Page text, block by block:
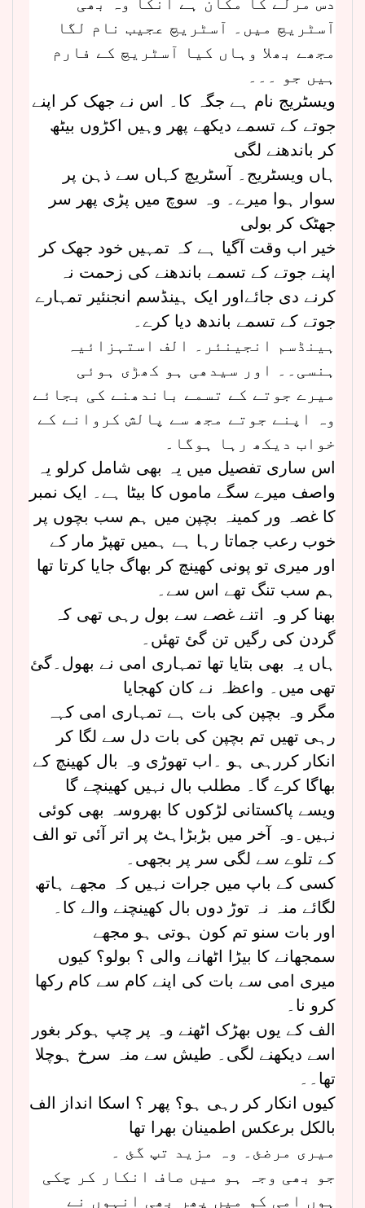
آسٹریچ میں۔ آسٹریچ عجیب نام لگا
مجھے بھلا وہاں کیا آسٹریچ کے فارم
ہیں جو ۔۔۔
ویسٹریج نام ہے جگہ کا۔ اس نے جھک کر اپنے
جوتے کے تسمے دیکھے پھر وہیں اکڑوں بیٹھ
کر باندھنے لگی
ہاں ویسٹریج۔ آسٹریچ کہاں سے ذہن پر
سوار ہوا میرے۔ وہ سوچ میں پڑی پھر سر
جھٹک کر بولی
خیر اب وقت آگیا ہے کہ تمہیں خود جھک کر
اپنے جوتے کے تسمے باندھنے کی زحمت نہ
کرنے دی جائےاور ایک ہینڈسم انجنئیر تمہارے
جوتے کے تسمے باندھ دیا کرے۔
ہینڈسم انجینئر۔ الف استہزائیہ
ہنسی۔۔ اور سیدھی ہو کھڑی ہوئی
میرے جوتے کے تسمے باندھنے کی بجائے
وہ اپنے جوتے مجھ سے پالش کروانے کے
خواب دیکھ رہا ہوگا۔
اس ساری تفصیل میں یہ بھی شامل کرلو یہ
واصف میرے سگے ماموں کا بیٹا ہے۔ ایک نمبر
کا غصہ ور کمینہ بچپن میں ہم سب بچوں پر
خوب رعب جماتا رہا ہے ہمیں تھپڑ مار کے
اور میری تو پونی کھینچ کر بھاگ جایا کرتا تھا
ہم سب تنگ تھے اس سے۔
بھنا کر وہ اتنے غصے سے بول رہی تھی کہ
گردن کی رگیں تن گئ تھئں۔
ہاں یہ بھی بتایا تھا تمہاری امی نے بھول۔گئ
تھی میں۔ واعظہ نے کان کھجایا
مگر وہ بچپن کی بات ہے تمہاری امی کہہ
رہی تھیں تم بچپن کی بات دل سے لگا کر
انکار کررہی ہو ۔اب تھوڑی وہ بال کھینچ کے
بھاگا کرے گا۔ مطلب بال نہیں کھینچے گا
ویسے پاکستانی لڑکوں کا بھروسہ بھی کوئی
نہیں۔وہ آخر میں بڑبڑاہٹ پر اتر آئی تو الف
کے تلوے سے لگی سر پر بجھی۔
کسی کے باپ میں جرات نہیں کہ مجھے ہاتھ
لگائے منہ نہ توڑ دوں بال کھینچنے والے کا۔
اور بات سنو تم کون ہوتی ہو مجھے
سمجھانے کا بیڑا اٹھانے والی ؟ بولو؟ کیوں
میری امی سے بات کی اپنے کام سے کام رکھا
کرو نا۔
الف کے یوں بھڑک اٹھنے وہ پر چپ ہوکر بغور
اسے دیکھنے لگی۔ طیش سے منہ سرخ ہوچلا
تھا۔۔
کیوں انکار کر رہی ہو؟ پھر ؟ اسکا انداز الف
بالکل برعکس اطمینان بھرا تھا
میری مرضئ۔ وہ مزید تپ گئ ۔
جو بھی وجہ ہو میں صاف انکار کر چکی
ہوں امی کو میں پھر بھی انہوں نے